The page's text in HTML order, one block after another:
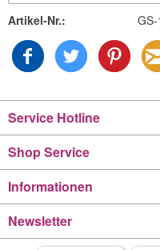
Artikel-Nr.:
Service Hotline
Shop Service
Informationen
Newsletter